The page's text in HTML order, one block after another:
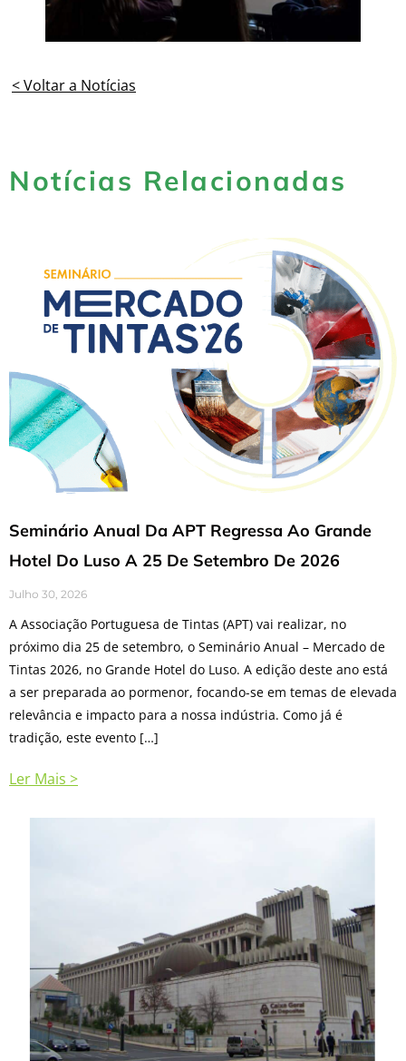
< Voltar a Notícias
Notícias Relacionadas
Seminário Anual Da APT Regressa Ao Grande
Hotel Do Luso A 25 De Setembro De 2026
Julho 30, 2026
A Associação Portuguesa de Tintas (APT) vai realizar, no
próximo dia 25 de setembro, o Seminário Anual – Mercado de
Tintas 2026, no Grande Hotel do Luso. A edição deste ano está
a ser preparada ao pormenor, focando-se em temas de elevada
relevância e impacto para a nossa indústria. Como já é
tradição, este evento […]
Ler Mais >